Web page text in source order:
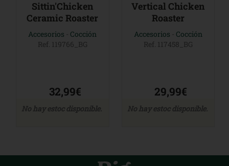
Sittin'Chicken
Ceramic Roaster
Accesorios
Cocción
Ref. 119766_BG
32,99€
No hay estoc disponible.
Vertical Chicken
Roaster
Accesorios
Cocción
Ref. 117458_BG
29,99€
No hay estoc disponible.